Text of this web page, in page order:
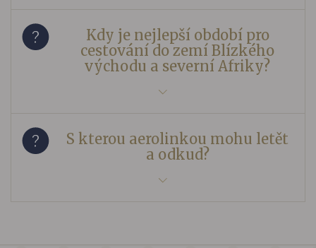
Kdy je nejlepší období pro
cestování do zemí Blízkého
východu a severní Afriky?
S kterou aerolinkou mohu letět
a odkud?